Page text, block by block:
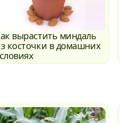
вырастить миндаль
косточки в домашних